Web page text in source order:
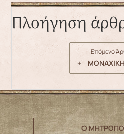
Πλοήγηση
Επόμενο
+
Ο